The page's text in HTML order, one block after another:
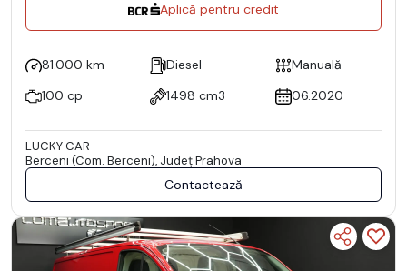
Aplică pentru credit
81.000 km Diesel
Manuală
100 cp
1498 cm3 06.2020
LUCKY CAR
Berceni (Com. Berceni), Județ Prahova
Contactează